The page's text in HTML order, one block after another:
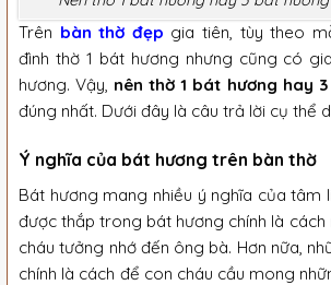
Trên bàn thờ đẹp gia tiên, tùy theo
đình thờ 1 bát hương nhưng cũng có
hương. Vậy, nên thờ 1 bát hương hay
đúng nhất. Dưới đây là câu trả lời cụ thể
Ý nghĩa của bát hương trên bàn thờ
Bát hương mang nhiều ý nghĩa của tâm
được thắp trong bát hương chính là
cháu tưởng nhớ đến ông bà. Hơn nữa,
chính là cách để con cháu cầu mong